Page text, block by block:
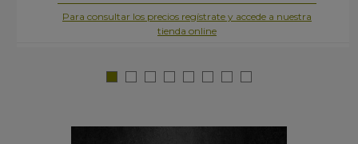
Para consultar los precios regístrate y accede a nuestra
tienda online